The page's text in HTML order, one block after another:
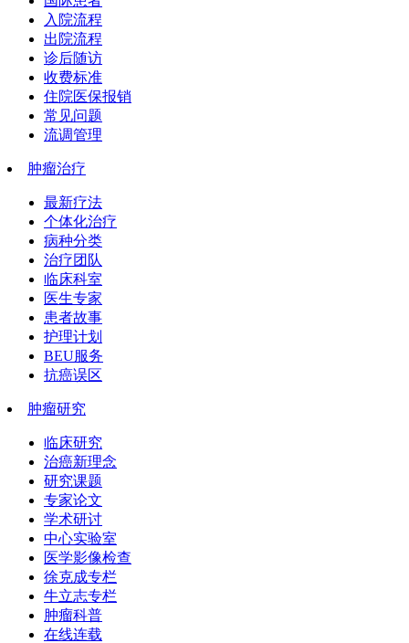
入院流程
出院流程
诊后随访
收费标准
住院医保报销
常见问题
流调管理
肿瘤治疗
最新疗法
个体化治疗
病种分类
治疗团队
临床科室
医生专家
患者故事
护理计划
BEU服务
抗癌误区
肿瘤研究
临床研究
治癌新理念
研究课题
专家论文
学术研讨
中心实验室
医学影像检查
徐克成专栏
牛立志专栏
肿瘤科普
在线连载